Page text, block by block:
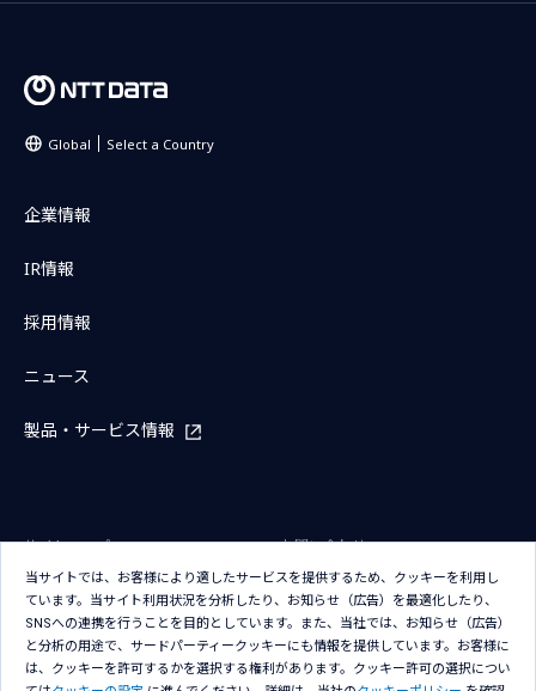
Global Select a Country
企業情報
IR情報
採用情報
ニュース
製品・サービス情報
サイトマップ
お問い合わせ
サイトのご利用条件
プライバシーポリシー
アクセシビリティポリシー
クッキー（Cookie）ポリシー
クッキー（Cookie）プリファレン
ス
当サイトでは、お客様により適したサービスを提供するため、クッキーを利用し
ています。当サイト利用状況を分析したり、お知らせ（広告）を最適化したり、
SNSへの連携を行うことを目的としています。また、当社では、お知らせ（広告）
と分析の用途で、サードパーティークッキーにも情報を提供しています。お客様に
は、クッキーを許可するかを選択する権利があります。クッキー許可の選択につい